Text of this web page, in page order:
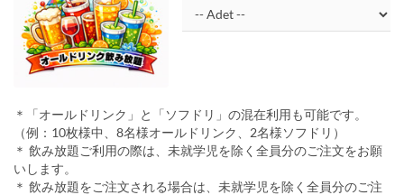
＊「オールドリンク」と「ソフドリ」の混在利用も可能です。
（例：10枚様中、8名様オールドリンク、2名様ソフドリ）
＊ 飲み放題ご利用の際は、未就学児を除く全員分のご注文をお願
いします。
＊ 飲み放題をご注文される場合は、未就学児を除く全員分のご注